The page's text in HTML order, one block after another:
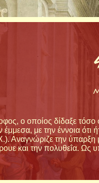
ο οποίος δίδαξε
έμμεσα, με την έννοια
Αναγνώριζε την ύπαρξη
και την πολυθεΐα. Ως